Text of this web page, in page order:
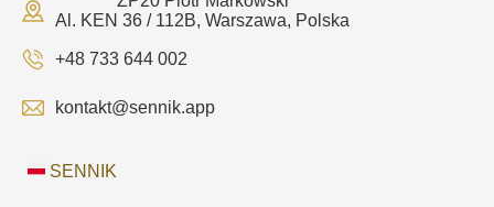
Al. KEN 36 / 112B, Warszawa, Polska
+48 733 644 002
kontakt@sennik.app
SENNIK